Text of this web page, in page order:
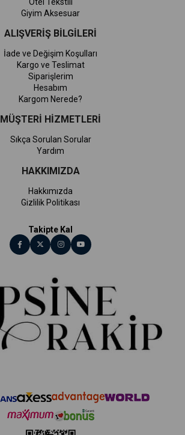
Giyim Aksesuar
ALIŞVERİŞ BİLGİLERİ
İade ve Değişim Koşulları
Kargo ve Teslimat
Siparişlerim
Hesabım
Kargom Nerede?
MÜŞTERİ HİZMETLERİ
Sıkça Sorulan Sorular
Yardım
HAKKIMIZDA
Hakkımızda
Gizlilik Politikası
Takipte Kal